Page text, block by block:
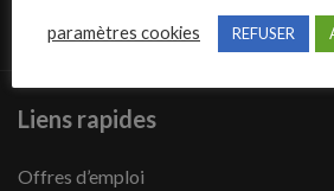
Liens rapides
Offres d’emploi
paramètres cookies REFUSER